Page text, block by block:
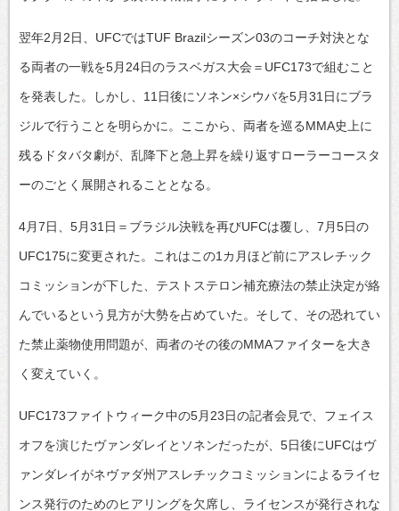
翌年2月2日、UFCではTUF Brazilシーズン03のコーチ対決とな
る両者の一戦を5月24日のラスベガス大会＝UFC173で組むこと
を発表した。しかし、11日後にソネン×シウバを5月31日にブラ
ジルで行うことを明らかに。ここから、両者を巡るMMA史上に
残るドタバタ劇が、乱降下と急上昇を繰り返すローラーコースタ
ーのごとく展開されることとなる。
4月7日、5月31日＝ブラジル決戦を再びUFCは覆し、7月5日の
UFC175に変更された。これはこの1カ月ほど前にアスレチック
コミッションが下した、テストステロン補充療法の禁止決定が絡
んでいるという見方が大勢を占めていた。そして、その恐れてい
た禁止薬物使用問題が、両者のその後のMMAファイターを大き
く変えていく。
UFC173ファイトウィーク中の5月23日の記者会見で、フェイス
オフを演じたヴァンダレイとソネンだったが、5日後にUFCはヴ
ァンダレイがネヴァダ州アスレチックコミッションによるライセ
ンス発行のためのヒアリングを欠席し、ライセンスが発行されな